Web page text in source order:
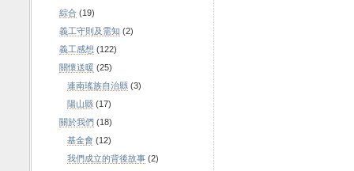
綜合 (19)
義工守則及需知 (2)
義工感想 (122)
關懷送暖 (25)
連南瑤族自治縣 (3)
陽山縣 (17)
關於我們 (18)
基金會 (12)
我們成立的背後故事 (2)